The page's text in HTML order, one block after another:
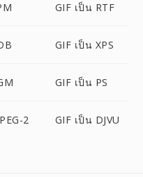
GIF เป็น RTF
GIF เป็น XPS
GIF เป็น PS
2 GIF เป็น DJVU